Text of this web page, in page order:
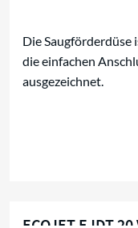
Die Saugförderdüse
die einfachen
ausgezeichnet.